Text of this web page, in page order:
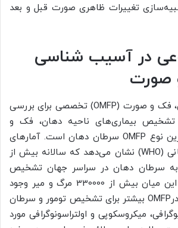
تغییرات ظاهری صورت قبل و بعد
در آسیب شناسی
صورت
آسیب شناسی دهان، فک و صورت (OMFP) تخصصی برای بررسی
تشخیص بیماری‌های ناحیه دهان، فک و
صورت است. شدیدترین نوع OMFP سرطان دهان است. آمارهای
سازمان بهداشت جهانی (WHO) نشان می‌دهد که سالانه بیش از
مبتلا به سرطان دهان در سراسر جهان تشخیص
داده می‌شوند که در این میان بیش از 330000 مرگ و میر وجود
دارد. هوش مصنوعی درOMFP بیشتر برای تشخیص تومور و سرطان
میکروسکوپی و اولتراسونوگرافی مورد